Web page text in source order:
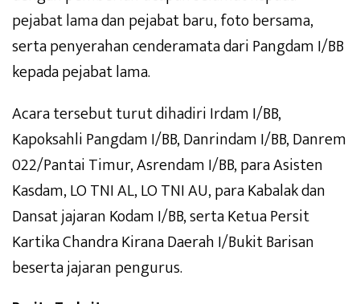
pejabat lama dan pejabat baru, foto bersama,
serta penyerahan cenderamata dari Pangdam I/BB
kepada pejabat lama.
Acara tersebut turut dihadiri Irdam I/BB,
Kapoksahli Pangdam I/BB, Danrindam I/BB, Danrem
022/Pantai Timur, Asrendam I/BB, para Asisten
Kasdam, LO TNI AL, LO TNI AU, para Kabalak dan
Dansat jajaran Kodam I/BB, serta Ketua Persit
Kartika Chandra Kirana Daerah I/Bukit Barisan
beserta jajaran pengurus.